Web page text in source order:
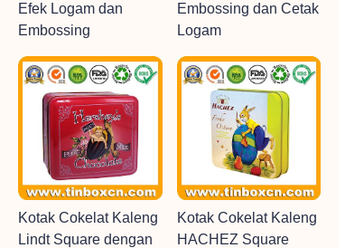
Efek Logam dan
Embossing
Embossing dan Cetak
Logam
Kotak Cokelat Kaleng
Lindt Square dengan
Kotak Cokelat Kaleng
HACHEZ Square